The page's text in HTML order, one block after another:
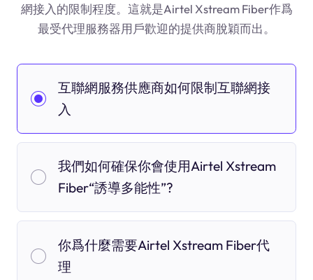
網接入的限制程度。這就是Airtel Xstream Fiber作爲
最受代理服務器用戶歡迎的提供商脫穎而出。
互聯網服務供應商如何限制互聯網接
入
我們如何確保你會使用Airtel Xstream
Fiber“誘導多能性”?
你爲什麼需要Airtel Xstream Fiber代
理